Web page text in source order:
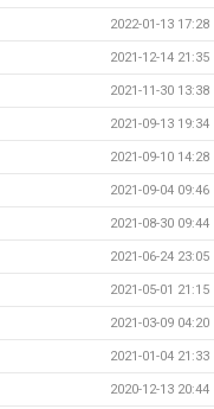
2022-01-13 17:28
2021-12-14 21:35
2021-11-30 13:38
2021-09-13 19:34
2021-09-10 14:28
2021-09-04 09:46
2021-08-30 09:44
2021-06-24 23:05
2021-05-01 21:15
2021-03-09 04:20
2021-01-04 21:33
2020-12-13 20:44